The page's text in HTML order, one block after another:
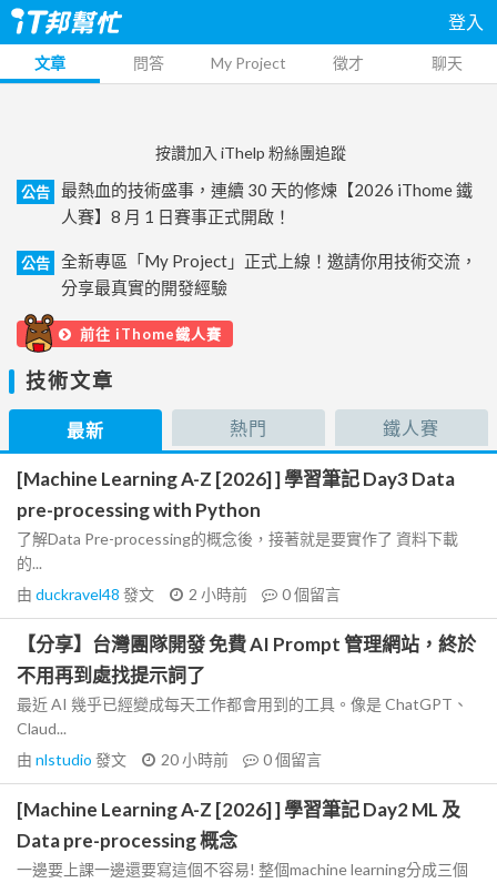
登入
文章 問答 My Project 徵才 聊天
按讚加入 iThelp 粉絲團追蹤
公告
最熱血的技術盛事，連續 30 天的修煉【2026 iThome 鐵
人賽】8 月 1 日賽事正式開啟！
公告
全新專區「My Project」正式上線！邀請你用技術交流，
分享最真實的開發經驗
前往 iThome鐵人賽
技術文章
最新 熱門 鐵人賽
[Machine Learning A-Z [2026] ] 學習筆記 Day3 Data
pre-processing with Python
了解Data Pre-processing的概念後，接著就是要實作了 資料下載
的...
由 duckravel48 發文 2 小時前 0個留言
【分享】台灣團隊開發 免費 AI Prompt 管理網站，終於
不用再到處找提示詞了
最近 AI 幾乎已經變成每天工作都會用到的工具。像是 ChatGPT、
Claud...
由 nlstudio 發文 20 小時前 0個留言
[Machine Learning A-Z [2026] ] 學習筆記 Day2 ML 及
Data pre-processing 概念
一邊要上課一邊還要寫這個不容易! 整個machine learning分成三個